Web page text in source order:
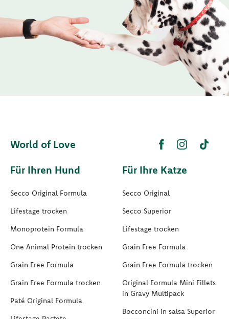
World of Love
Für Ihren Hund
Secco Original Formula
Lifestage trocken
Monoprotein Formula
One Animal Protein trocken
Grain Free Formula
Grain Free Formula trocken
Paté Original Formula
Für Ihre Katze
Secco Original
Secco Superior
Lifestage trocken
Grain Free Formula
Grain Free Formula trocken
Original Formula Mini Fillets
in Gravy Multipack
Bocconcini in salsa Superior